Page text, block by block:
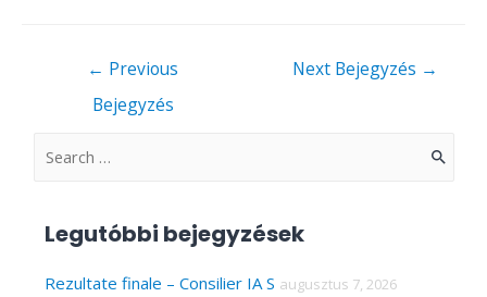
← Previous
Bejegyzés
Next Bejegyzés →
S
c
Legutóbbi bejegyzések
Rezultate finale – Consilier IA S augusztus 7, 2026